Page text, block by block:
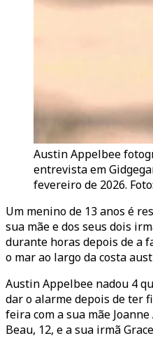
Austin Appelbee
entrevista em
fevereiro de 2026.
Um menino de 13 anos é
sua mãe e dos seus dois
durante horas depois de a
o mar ao largo da costa
Austin Appelbee nadou 4
dar o alarme depois de ter
feira com a sua mãe
Beau, 12, e a sua irmã